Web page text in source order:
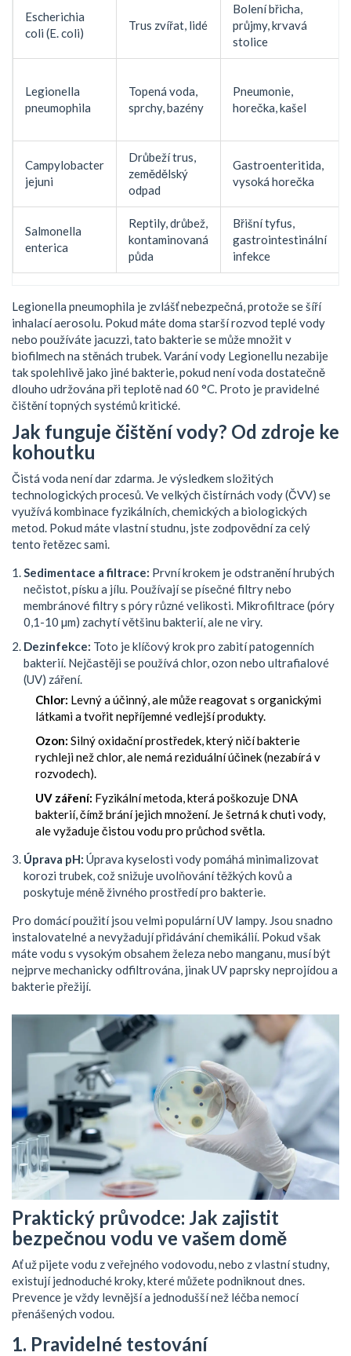
Escherichia
coli (E. coli)
Trus zvířat, lidé
Bolení břicha,
průjmy, krvavá
stolice
Legionella
pneumophila
Topená voda,
sprchy, bazény
Pneumonie,
horečka, kašel
Campylobacter
jejuni
Drůbeží trus,
zemědělský
odpad
Gastroenteritida,
vysoká horečka
Salmonella
enterica
Reptily, drůbež,
kontaminovaná
půda
Břišní tyfus,
gastrointestinální
infekce
Legionella pneumophila je zvlášť nebezpečná, protože se šíří
inhalací aerosolu. Pokud máte doma starší rozvod teplé vody
nebo používáte jacuzzi, tato bakterie se může množit v
biofilmech na stěnách trubek. Varání vody Legionellu nezabije
tak spolehlivě jako jiné bakterie, pokud není voda dostatečně
dlouho udržována při teplotě nad 60 °C. Proto je pravidelné
čištění topných systémů kritické.
Jak funguje čištění vody? Od zdroje ke
kohoutku
Čistá voda není dar zdarma. Je výsledkem složitých
technologických procesů. Ve velkých čistírnách vody (ČVV) se
využívá kombinace fyzikálních, chemických a biologických
metod. Pokud máte vlastní studnu, jste zodpovědní za celý
tento řetězec sami.
Sedimentace a filtrace: První krokem je odstranění hrubých
nečistot, písku a jílu. Používají se písečné filtry nebo
membránové filtry s póry různé velikosti. Mikrofiltrace (póry
0,1-10 µm) zachytí většinu bakterií, ale ne viry.
Dezinfekce: Toto je klíčový krok pro zabití patogenních
bakterií. Nejčastěji se používá chlor, ozon nebo ultrafialové
(UV) záření.
Chlor: Levný a účinný, ale může reagovat s organickými
látkami a tvořit nepříjemné vedlejší produkty.
Ozon: Silný oxidační prostředek, který ničí bakterie
rychleji než chlor, ale nemá reziduální účinek (nezabírá v
rozvodech).
UV záření: Fyzikální metoda, která poškozuje DNA
bakterií, čímž brání jejich množení. Je šetrná k chuti vody,
ale vyžaduje čistou vodu pro průchod světla.
Úprava pH: Úprava kyselosti vody pomáhá minimalizovat
korozi trubek, což snižuje uvolňování těžkých kovů a
poskytuje méně živného prostředí pro bakterie.
Pro domácí použití jsou velmi populární UV lampy. Jsou snadno
instalovatelné a nevyžadují přidávání chemikálií. Pokud však
máte vodu s vysokým obsahem železa nebo manganu, musí být
nejprve mechanicky odfiltrována, jinak UV paprsky neprojídou a
bakterie přežijí.
Praktický průvodce: Jak zajistit
bezpečnou vodu ve vašem domě
Ať už pijete vodu z veřejného vodovodu, nebo z vlastní studny,
existují jednoduché kroky, které můžete podniknout dnes.
Prevence je vždy levnější a jednodušší než léčba nemocí
přenášených vodou.
1. Pravidelné testování